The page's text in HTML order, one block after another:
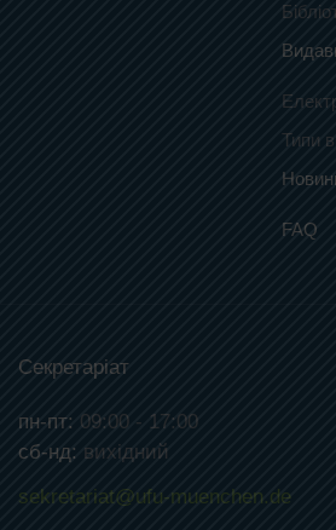
Типи
FAQ
Секретаріат
пн-пт: 09:00 - 17:00
сб-нд: вихідний
sekretariat@ufu-muenchen.de